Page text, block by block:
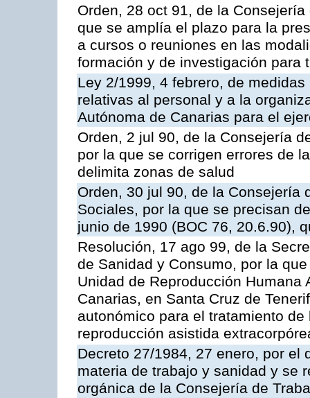
Orden, 28 oct 91, de la
que se amplía el plazo para la
a cursos o reuniones en las
formación y de investigación para
Ley 2/1999, 4 febrero, de
relativas al personal y a la
Autónoma de Canarias para el
Orden, 2 jul 90, de la Consejería
por la que se corrigen errores de
delimita zonas de salud
Orden, 30 jul 90, de la Consejería
Sociales, por la que se precisan
junio de 1990 (BOC 76, 20.6.90),
Resolución, 17 ago 99, de la
de Sanidad y Consumo, por la
Unidad de Reproducción
Canarias, en Santa Cruz de
autonómico para el tratamiento
reproducción asistida
Decreto 27/1984, 27 enero, por el
materia de trabajo y sanidad y se
orgánica de la Consejería de